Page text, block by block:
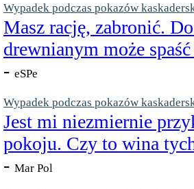
Wypadek podczas pokazów
Masz rację, zabronić.
drewnianym może
- eSPe
Wypadek podczas pokazów
Jest mi niezmiernie
pokoju. Czy to wina
- Mar Pol